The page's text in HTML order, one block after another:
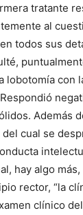
tratante
al
todos sus
lobotomía con
Además
cual se
hay algo
rector, “la
clínico